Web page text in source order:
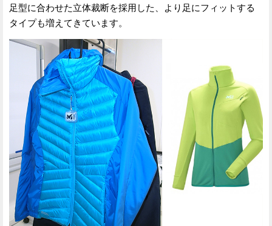
足型に合わせた立体裁断を採用した、より足にフィットする
タイプも増えてきています。